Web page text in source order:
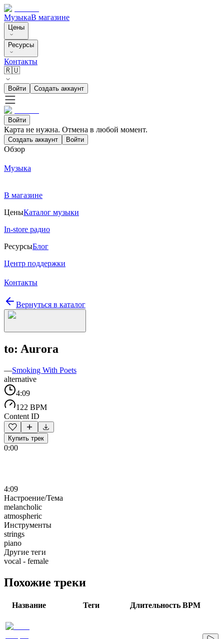
МузыкаВ магазине
Цены
Ресурсы
Контакты
🇷🇺
Войти Создать аккаунт
Войти
Карта не нужна. Отмена в любой момент.
Создать аккаунт Войти
Обзор
Музыка
В магазине
ЦеныКаталог музыки
In-store радио
РесурсыБлог
Центр поддержки
Контакты
Вернуться в каталог
to: Aurora
—Smoking With Poets
alternative
4:09
122 BPM
Content ID
Купить трек
0:00
4:09
Настроение/Тема
melancholic
atmospheric
Инструменты
strings
piano
Другие теги
vocal - female
Похожие треки
Название Теги Длительность BPM